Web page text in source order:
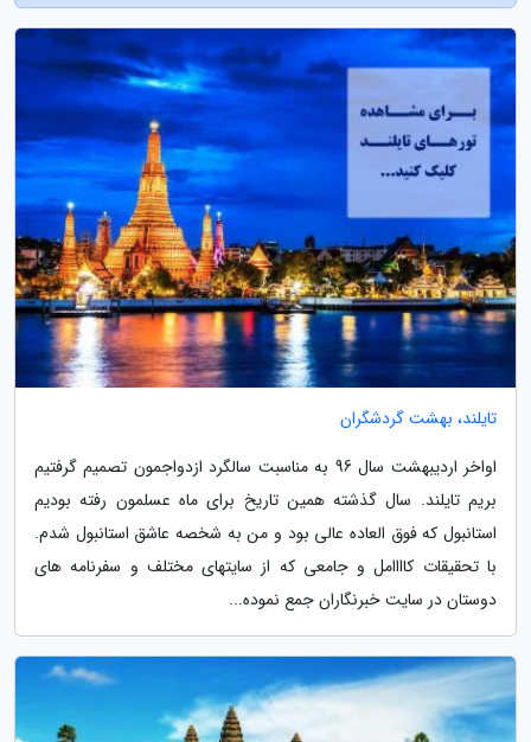
تایلند، بهشت گردشگران
اواخر اردیبهشت سال 96 به مناسبت سالگرد ازدواجمون تصمیم گرفتیم
بریم تایلند. سال گذشته همین تاریخ برای ماه عسلمون رفته بودیم
استانبول که فوق العاده عالی بود و من به شخصه عاشق استانبول شدم.
با تحقیقات کاااامل و جامعی که از سایتهای مختلف و سفرنامه های
دوستان در سایت خبرنگاران جمع نموده...